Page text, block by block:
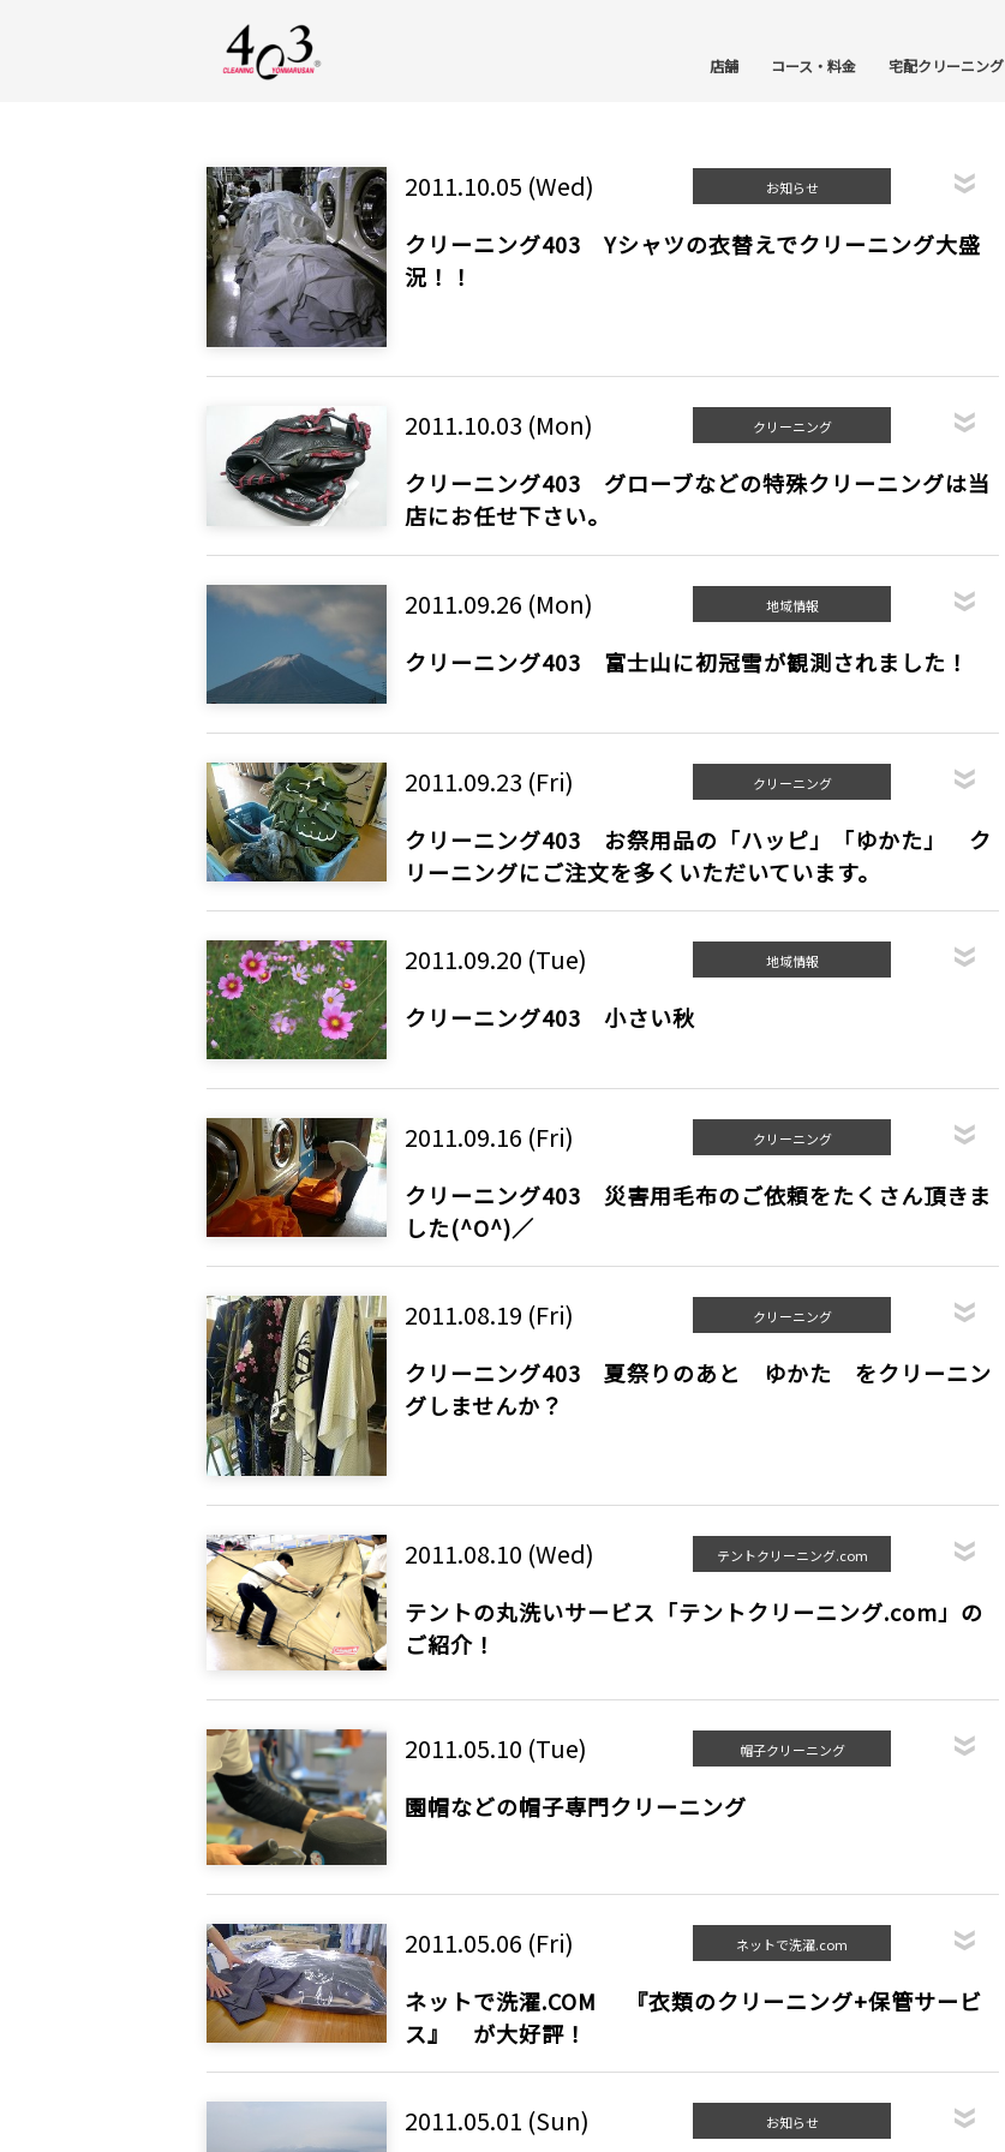
店舗 コース・料金 宅配クリーニング
2011.10.05 (Wed) お知らせ
クリーニング403 Yシャツの衣替えでクリーニング大盛
況！！
2011.10.03 (Mon) クリーニング
クリーニング403 グローブなどの特殊クリーニングは当
店にお任せ下さい。
2011.09.26 (Mon) 地域情報
クリーニング403 富士山に初冠雪が観測されました！
2011.09.23 (Fri) クリーニング
クリーニング403 お祭用品の「ハッピ」「ゆかた」 ク
リーニングにご注文を多くいただいています。
2011.09.20 (Tue) 地域情報
クリーニング403 小さい秋
2011.09.16 (Fri) クリーニング
クリーニング403 災害用毛布のご依頼をたくさん頂きま
した(^O^)／
2011.08.19 (Fri) クリーニング
クリーニング403 夏祭りのあと ゆかた をクリーニン
グしませんか？
2011.08.10 (Wed) テントクリーニング.com
テントの丸洗いサービス「テントクリーニング.com」の
ご紹介！
2011.05.10 (Tue) 帽子クリーニング
園帽などの帽子専門クリーニング
2011.05.06 (Fri) ネットで洗濯.com
ネットで洗濯.COM 『衣類のクリーニング+保管サービ
ス』 が大好評！
2011.05.01 (Sun) お知らせ